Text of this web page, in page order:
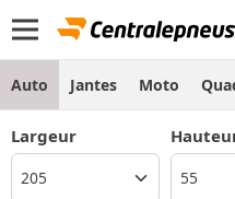
Auto Jantes Moto
Largeur